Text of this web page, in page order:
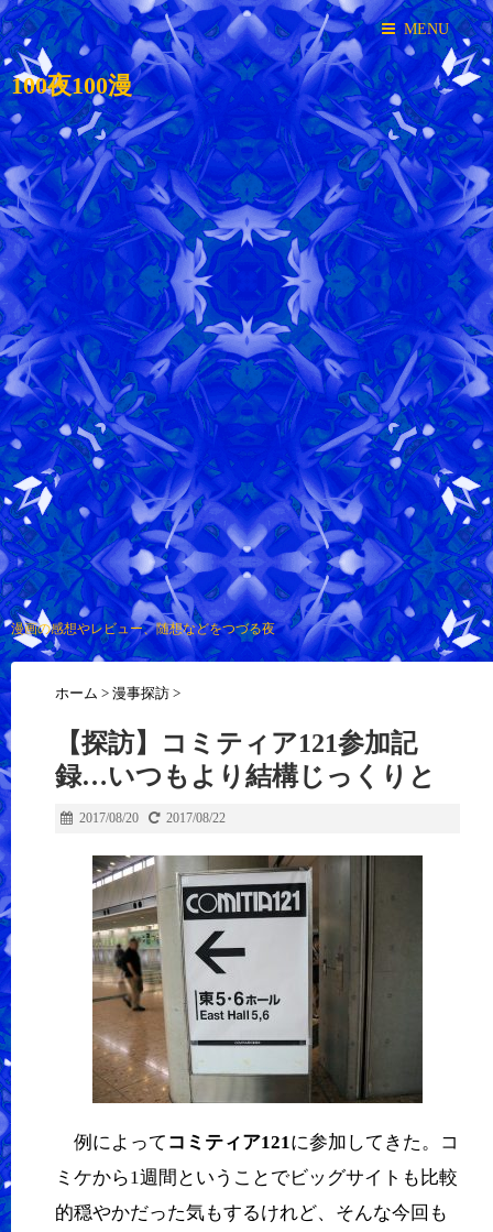
MENU
100夜100漫
漫画の感想やレビュー、随想などをつづる夜
ホーム > 漫事探訪 >
【探訪】コミティア121参加記
録…いつもより結構じっくりと
2017/08/20 2017/08/22
例によって コミティア121に参加してきた。コ
ミケから1週間ということでビッグサイトも比較
的穏やかだった気もするけれど、そんな今回も